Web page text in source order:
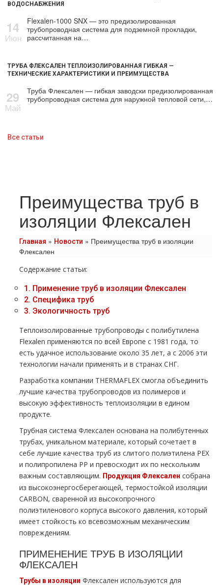
ВОДОСНАБЖЕНИЯ
14
Июн
Flexalen-1000 SNX — это предизолированная
трубопроводная система для подземной прокладки,
рассчитанная на…
ТРУБА ФЛЕКСАЛЕН ТЕПЛОИЗОЛИРОВАННАЯ ГИБКАЯ —
ТЕХНИЧЕСКИЕ ХАРАКТЕРИСТИКИ И ПРЕИМУЩЕСТВА
29
Май
Труба Флексален — гибкая заводски предизолированная
трубопроводная система для наружной тепловой сети,…
Все статьи
Преимущества труб в
изоляции Флексален
Главная » Новости » Преимущества труб в изоляции
Флексален
Содержание статьи:
1. Применение труб в изоляции Флексален
2. Специфика труб
3. Экологичность труб
Теплоизолированные трубопроводы с полибутилена
Flexalen применяются по всей Европе с 1981 года, то
есть удачное использование около 35 лет, а с 2006 эти
технологии начали применять и в странах СНГ.
Разработка компании THERMAFLEX смогла объединить
лучшие качества трубопроводов из полимеров и
высокую эффективность теплоизоляции в едином
продукте.
Трубная система Флексален основана на полибутенных
трубах, уникальном материале, который сочетает в
себе лучшие качества труб из слитого полиэтилена PEX
и полипропилена PP и превосходит их по нескольким
важным составляющим. Продукция Флексален собрана
из высокоэнергосберегающей, термостойкой изоляции
CARBON, сваренной из высокопрочного
полиэтиленового корпуса высокого давления, который
имеет стойкость ко всевозможным механическим
повреждениям.
ПРИМЕНЕНИЕ ТРУБ В ИЗОЛЯЦИИ
ФЛЕКСАЛЕН
Трубы в изоляции Флексален используются для